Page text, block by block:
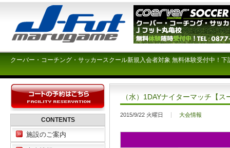
クーバー・コーチング・サッカースクール新規入会者対象 無料体験受付中！
（水）1DAYナイターマッチ【
2015/9/22 火曜日 大会情報
CONTENTS
施設のご案内